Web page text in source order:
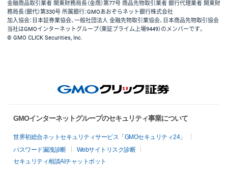
金融商品取引業者 関東財務局長（金商）第77号 商品先物取引業者 銀行代理業者 関東財
務局長（銀代）第330号 所属銀行：GMOあおぞらネット銀行株式会社
加入協会：日本証券業協会、一般社団法人 金融先物取引業協会、日本商品先物取引協会
当社はGMOインターネットグループ（東証プライム上場9449）のメンバーです。
© GMO CLICK Securities, Inc.
GMOインターネットグループのセキュリティ事業について
世界初総合ネットセキュリティサービス「GMOセキュリティ24」
パスワード漏洩診断
Webサイトリスク診断
セキュリティ相談AIチャットボット